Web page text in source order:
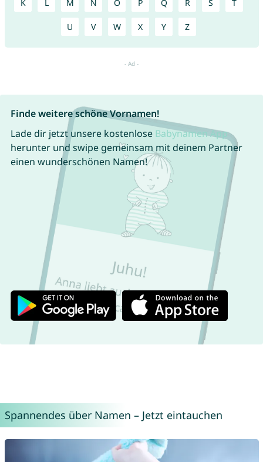
K L M N O P Q R S T
U V W X Y Z
Finde weitere schöne Vornamen!
Lade dir jetzt unsere kostenlose Babynamen App
herunter und swipe gemeinsam mit deinem Partner
einen wunderschönen Namen!
Spannendes über Namen – Jetzt eintauchen